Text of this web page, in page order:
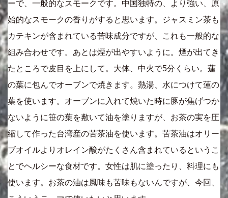
ーで、一般的なスモークです。中国独特の、より強い、原
始的なスモークの香りがすると思います。ジャスミン茶も
カテキンが含まれている苦味成分ですが、これも一般的な
組み合わせです。あとは煙が出やすいように。煙が出てき
たところで皮目を上にして。大体、中火で5分くらい。蓮
の葉に包んでオーブンで焼きます。熱湯、水につけて蓮の
葉を使います。オーブンに入れて焼いた時に豚が焦げつか
ないように笹の葉を敷いて油を塗りますが、お茶の実を圧
縮して作った台湾産の苦茶油を使います。苦茶油はオリー
ブオイルよりオレイン酸がたくさん含まれているというこ
とでヘルシーな食材です。女性は肌に塗ったり、料理にも
使います。お茶の油は風味も苦味もないんですが、今回、